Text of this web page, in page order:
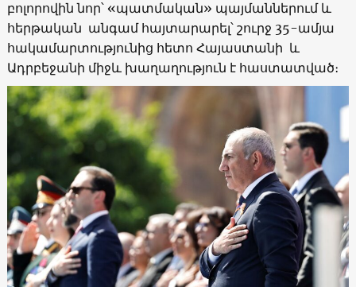
բոլորովին նոր՝ «պատմական» պայմաններում և
հերթական անգամ հայտարարել՝ շուրջ 35-ամյա
հակամարտությունից հետո Հայաստանի և
Ադրբեջանի միջև խաղաղություն է հաստատված։